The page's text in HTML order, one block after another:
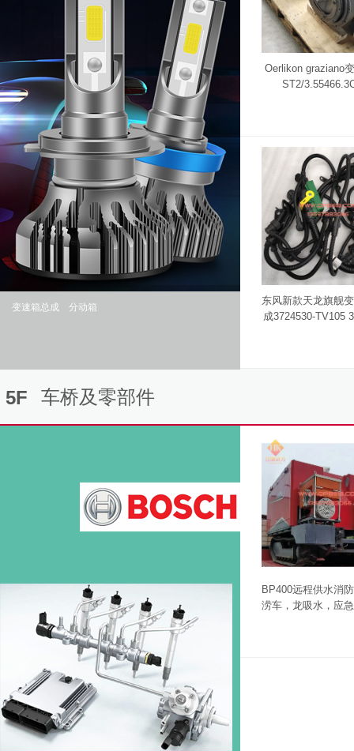
变速箱总成 分动箱
Oerlikon graziano
ST2/
东风新款天龙旗舰
成3724530-TV105
5F 车桥及零部件
BP400远程供水消
涝车，龙吸水，应